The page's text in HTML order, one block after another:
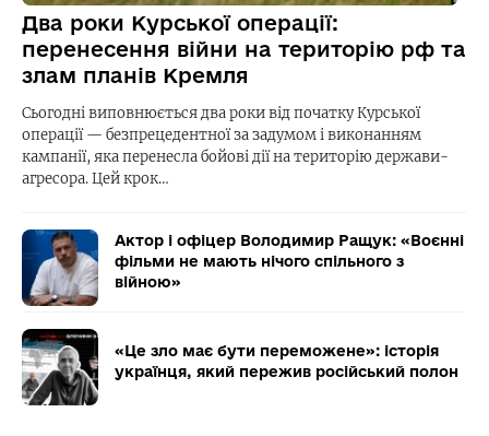
Два роки Курської операції:
перенесення війни на територію рф та
злам планів Кремля
Сьогодні виповнюється два роки від початку Курської
операції — безпрецедентної за задумом і виконанням
кампанії, яка перенесла бойові дії на територію держави-
агресора. Цей крок…
Актор і офіцер Володимир Ращук: «Воєнні
фільми не мають нічого спільного з
війною»
«Це зло має бути переможене»: історія
українця, який пережив російський полон